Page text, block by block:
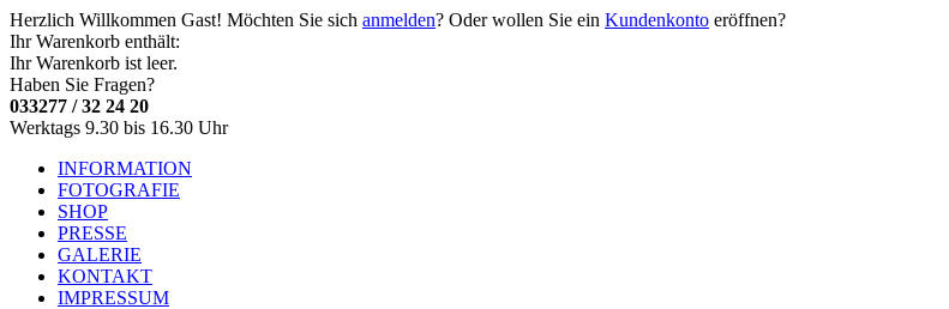
Herzlich Willkommen Gast! Möchten Sie sich anmelden? Oder wollen Sie ein Kundenkonto eröffnen?
Ihr Warenkorb enthält:
Ihr Warenkorb ist leer.
Haben Sie Fragen?
033277 / 32 24 20
Werktags 9.30 bis 16.30 Uhr
INFORMATION
FOTOGRAFIE
SHOP
PRESSE
GALERIE
KONTAKT
IMPRESSUM